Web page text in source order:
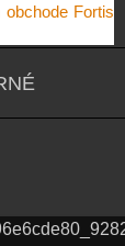
obchode Fortis